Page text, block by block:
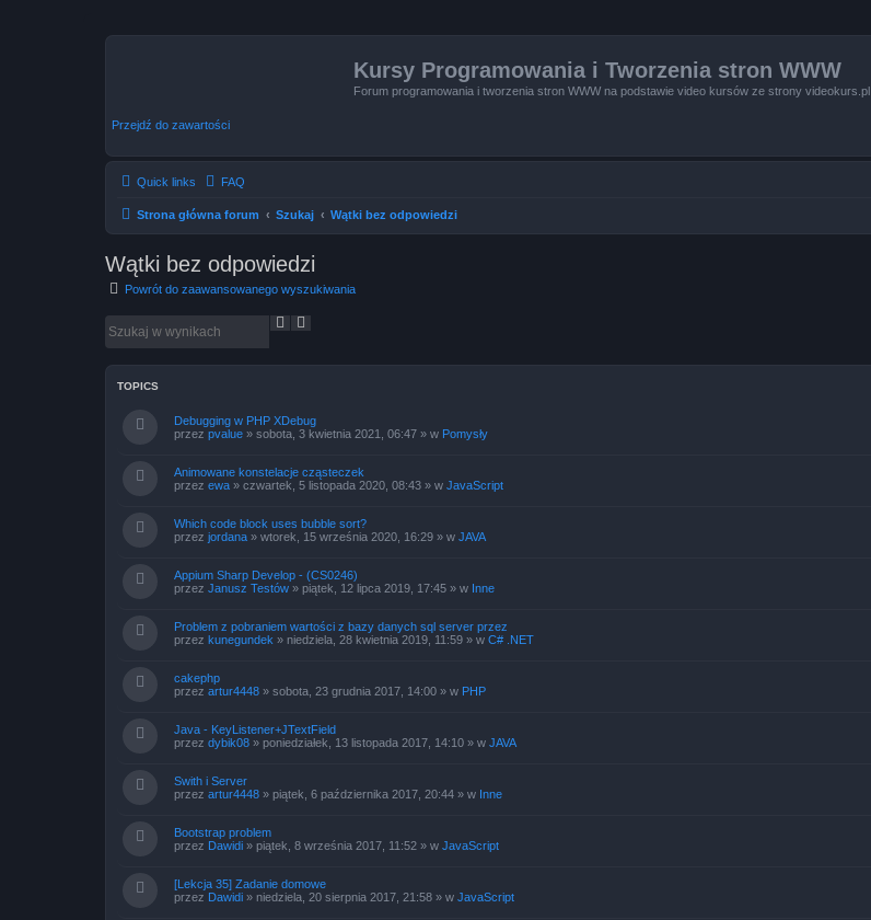
Kursy Programowania i Tworzenia stron WWW
Forum programowania i tworzenia stron WWW na podstawie video kursów ze strony videokurs.pl
Przejdź do zawartości
Quick links FAQ
Strona główna forum Szukaj Wątki bez odpowiedzi
Wątki bez odpowiedzi
Powrót do zaawansowanego wyszukiwania
k
z
w
i
e
a
a
n
s
w
a
TOPICS
Debugging w PHP XDebug
przez pvalue » sobota, 3 kwietnia 2021, 06:47 » w Pomysły
Animowane konstelacje cząsteczek
przez ewa » czwartek, 5 listopada 2020, 08:43 » w JavaScript
Which code block uses bubble sort?
przez jordana » wtorek, 15 września 2020, 16:29 » w JAVA
Appium Sharp Develop - (CS0246)
przez Janusz Testów » piątek, 12 lipca 2019, 17:45 » w Inne
Problem z pobraniem wartości z bazy danych sql server przez
przez kunegundek » niedziela, 28 kwietnia 2019, 11:59 » w C# .NET
cakephp
przez artur4448 » sobota, 23 grudnia 2017, 14:00 » w PHP
Java - KeyListener+JTextField
przez dybik08 » poniedziałek, 13 listopada 2017, 14:10 » w JAVA
Swith i Server
przez artur4448 » piątek, 6 października 2017, 20:44 » w Inne
Bootstrap problem
przez Dawidi » piątek, 8 września 2017, 11:52 » w JavaScript
[Lekcja 35] Zadanie domowe
przez Dawidi » niedziela, 20 sierpnia 2017, 21:58 » w JavaScript